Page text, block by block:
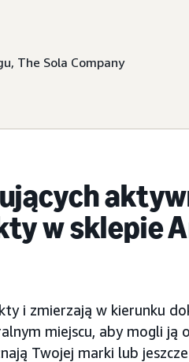
The Sola Company
w sklepie
i zmierzają w kierunku
miejscu, aby mogli ją
Twojej marki lub